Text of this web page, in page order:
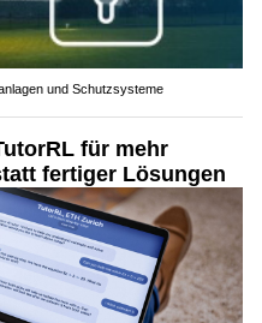
und Schutzsysteme
für mehr
fertiger Lösungen